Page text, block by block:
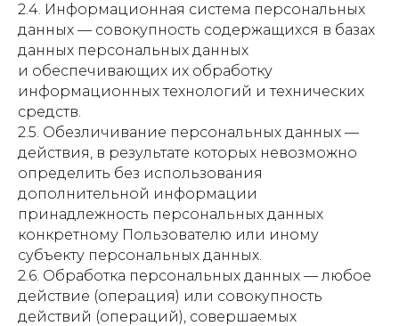
2.4. Информационная система персональных
данных — совокупность содержащихся в базах
данных персональных данных
и обеспечивающих их обработку
информационных технологий и технических
средств.
2.5. Обезличивание персональных данных —
действия, в результате которых невозможно
определить без использования
дополнительной информации
принадлежность персональных данных
конкретному Пользователю или иному
субъекту персональных данных.
2.6. Обработка персональных данных — любое
действие (операция) или совокупность
действий (операций), совершаемых